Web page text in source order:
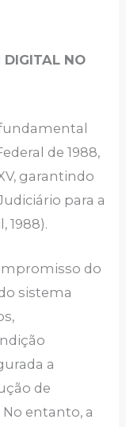
DIGITAL NO
de 1988,
garantindo
para a
1988).
do
sistema
a
de
entanto, a